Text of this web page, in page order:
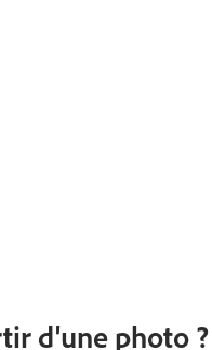
d'une photo ?